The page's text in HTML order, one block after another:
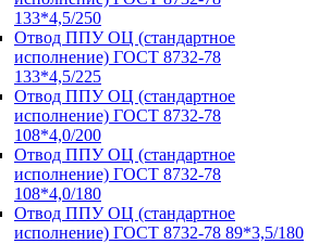
133*4,5/250
Отвод ППУ ОЦ (стандартное
исполнение) ГОСТ 8732-78
133*4,5/225
Отвод ППУ ОЦ (стандартное
исполнение) ГОСТ 8732-78
108*4,0/200
Отвод ППУ ОЦ (стандартное
исполнение) ГОСТ 8732-78
108*4,0/180
Отвод ППУ ОЦ (стандартное
исполнение) ГОСТ 8732-78 89*3,5/180